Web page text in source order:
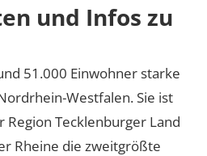
und Infos zu
51.000 Einwohner starke
Westfalen. Sie ist
Region Tecklenburger Land
Rheine die zweitgrößte